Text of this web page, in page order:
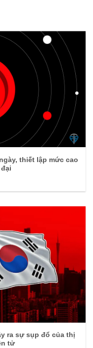
thiết lập mức cao
ra sự sụp đổ của thị
tử